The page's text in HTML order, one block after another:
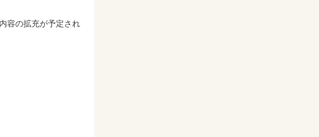
容の拡充が予定され